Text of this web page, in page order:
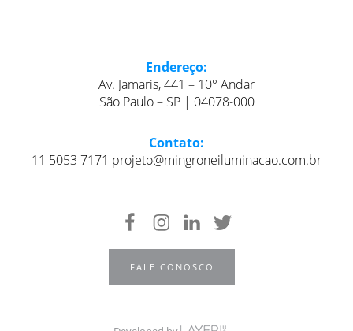
Endereço:
Av. Jamaris, 441 – 10° Andar
São Paulo – SP | 04078-000
Contato:
11 5053 7171 projeto@mingroneiluminacao.com.br
FALE CONOSCO